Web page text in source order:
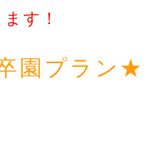
す！
園プラン★